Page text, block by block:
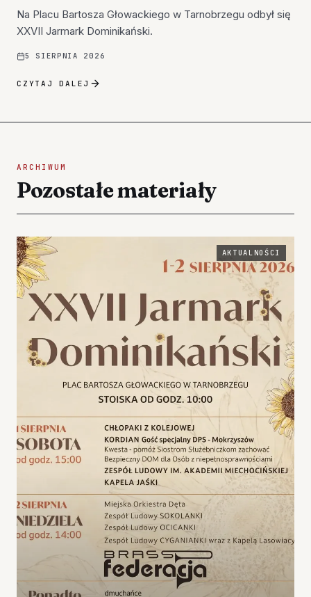
Na Placu Bartosza Głowackiego w Tarnobrzegu odbył się
XXVII Jarmark Dominikański.
5 SIERPNIA 2026
CZYTAJ DALEJ
ARCHIWUM
Pozostałe materiały
AKTUALNOŚCI